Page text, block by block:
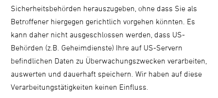
Sicherheitsbehörden herauszugeben, ohne dass Sie als
Betroffener hiergegen gerichtlich vorgehen könnten. Es
kann daher nicht ausgeschlossen werden, dass US-
Behörden (z.B. Geheimdienste) Ihre auf US-Servern
befindlichen Daten zu Überwachungszwecken verarbeiten,
auswerten und dauerhaft speichern. Wir haben auf diese
Verarbeitungstätigkeiten keinen Einfluss.